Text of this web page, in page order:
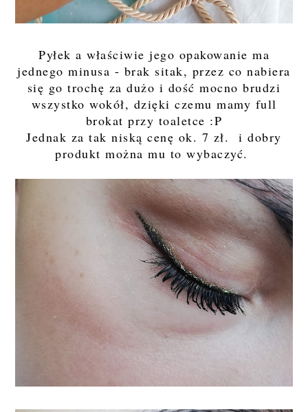
Pyłek a właściwie jego opakowanie ma
jednego minusa - brak sitak, przez co nabiera
się go trochę za dużo i dość mocno brudzi
wszystko wokół, dzięki czemu mamy full
brokat przy toaletce :P
Jednak za tak niską cenę ok. 7 zł. i dobry
produkt można mu to wybaczyć.